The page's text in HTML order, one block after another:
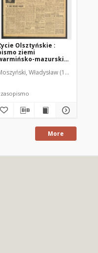
Red. Mroczkowski, Włodzimierz
Olsztyńskie :
ziemi
mazurskiej,
Władysław (1922-2001).
More